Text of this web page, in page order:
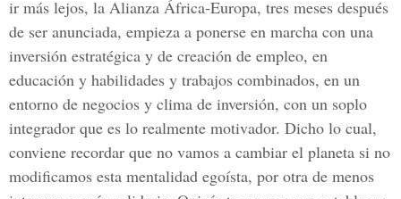
ir más lejos, la Alianza África-Europa, tres meses después
de ser anunciada, empieza a ponerse en marcha con una
inversión estratégica y de creación de empleo, en
educación y habilidades y trabajos combinados, en un
entorno de negocios y clima de inversión, con un soplo
integrador que es lo realmente motivador. Dicho lo cual,
conviene recordar que no vamos a cambiar el planeta si no
modificamos esta mentalidad egoísta, por otra de menos